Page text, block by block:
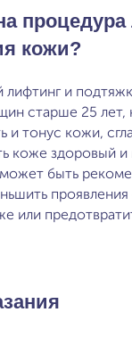
кожи?
лифтинг и
старше 25 лет,
и тонус кожи,
коже здоровый и
быть
проявления
или